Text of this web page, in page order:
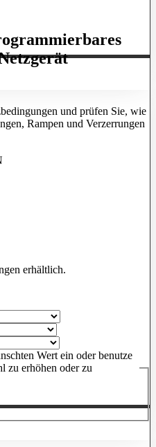
und prüfen Sie, wie
Rampen und Verzerrungen
erhältlich.
Wert ein oder benutze
zu erhöhen oder zu